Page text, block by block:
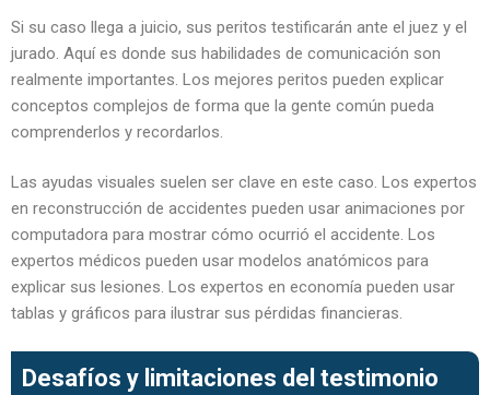
Si su caso llega a juicio, sus peritos testificarán ante el juez y el
jurado. Aquí es donde sus habilidades de comunicación son
realmente importantes. Los mejores peritos pueden explicar
conceptos complejos de forma que la gente común pueda
comprenderlos y recordarlos.
Las ayudas visuales suelen ser clave en este caso. Los expertos
en reconstrucción de accidentes pueden usar animaciones por
computadora para mostrar cómo ocurrió el accidente. Los
expertos médicos pueden usar modelos anatómicos para
explicar sus lesiones. Los expertos en economía pueden usar
tablas y gráficos para ilustrar sus pérdidas financieras.
Desafíos y limitaciones del testimonio